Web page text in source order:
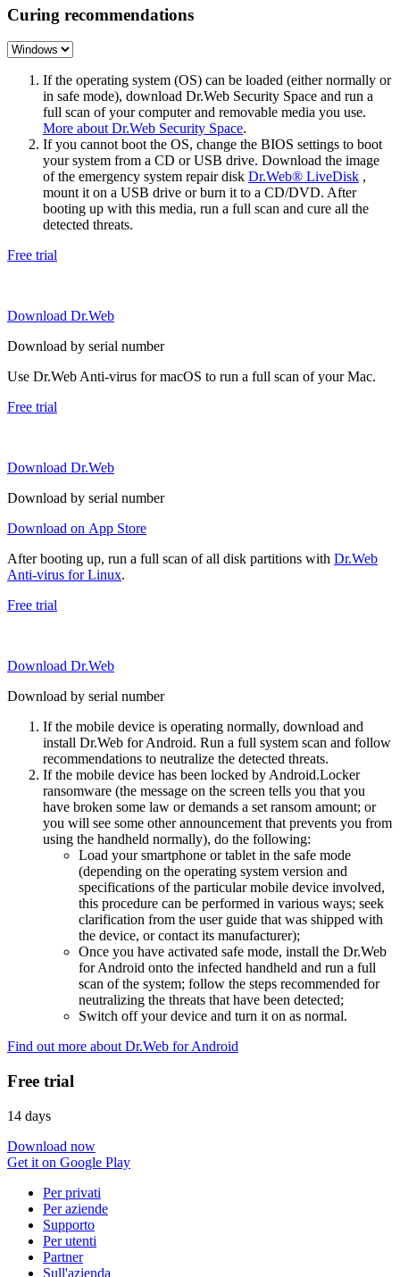
Curing recommendations
If the operating system (OS) can be loaded (either normally or
in safe mode), download Dr.Web Security Space and run a
full scan of your computer and removable media you use.
More about Dr.Web Security Space.
If you cannot boot the OS, change the BIOS settings to boot
your system from a CD or USB drive. Download the image
of the emergency system repair disk Dr.Web® LiveDisk ,
mount it on a USB drive or burn it to a CD/DVD. After
booting up with this media, run a full scan and cure all the
detected threats.
Free trial
Download Dr.Web
Download by serial number
Use Dr.Web Anti-virus for macOS to run a full scan of your Mac.
Free trial
Download Dr.Web
Download by serial number
Download on App Store
After booting up, run a full scan of all disk partitions with Dr.Web
Anti-virus for Linux.
Free trial
Download Dr.Web
Download by serial number
If the mobile device is operating normally, download and
install Dr.Web for Android. Run a full system scan and follow
recommendations to neutralize the detected threats.
If the mobile device has been locked by Android.Locker
ransomware (the message on the screen tells you that you
have broken some law or demands a set ransom amount; or
you will see some other announcement that prevents you from
using the handheld normally), do the following:
Load your smartphone or tablet in the safe mode
(depending on the operating system version and
specifications of the particular mobile device involved,
this procedure can be performed in various ways; seek
clarification from the user guide that was shipped with
the device, or contact its manufacturer);
Once you have activated safe mode, install the Dr.Web
for Android onto the infected handheld and run a full
scan of the system; follow the steps recommended for
neutralizing the threats that have been detected;
Switch off your device and turn it on as normal.
Find out more about Dr.Web for Android
Free trial
14 days
Download now
Get it on Google Play
Per privati
Per aziende
Supporto
Per utenti
Partner
Sull'azienda